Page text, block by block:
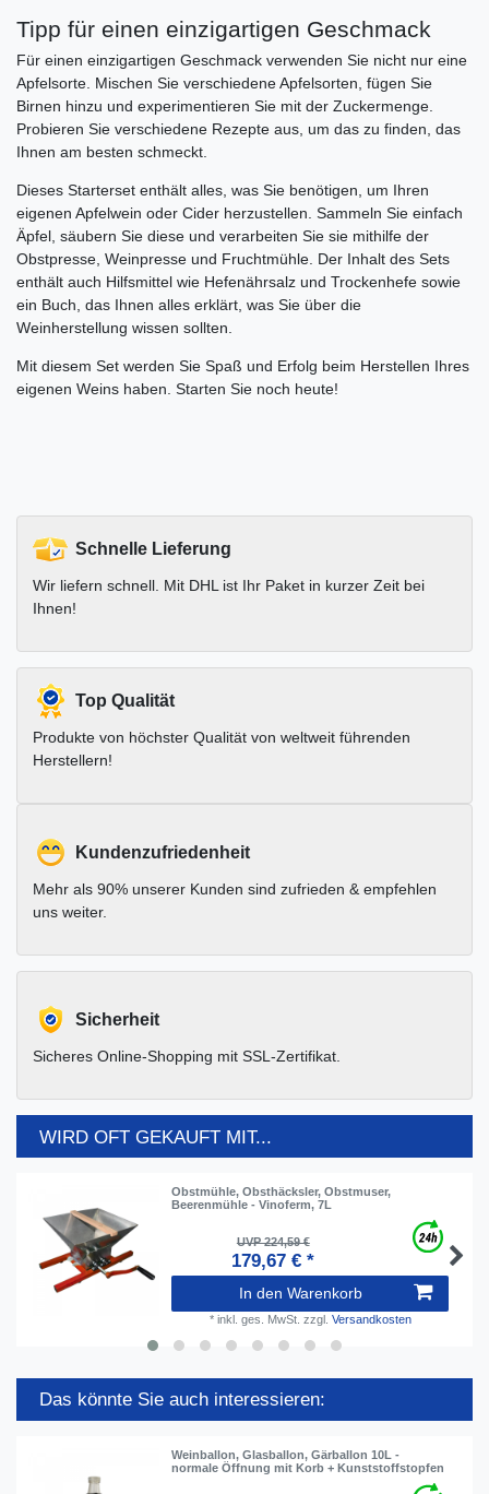
Tipp für einen einzigartigen Geschmack
Für einen einzigartigen Geschmack verwenden Sie nicht nur eine
Apfelsorte. Mischen Sie verschiedene Apfelsorten, fügen Sie
Birnen hinzu und experimentieren Sie mit der Zuckermenge.
Probieren Sie verschiedene Rezepte aus, um das zu finden, das
Ihnen am besten schmeckt.
Dieses Starterset enthält alles, was Sie benötigen, um Ihren
eigenen Apfelwein oder Cider herzustellen. Sammeln Sie einfach
Äpfel, säubern Sie diese und verarbeiten Sie sie mithilfe der
Obstpresse, Weinpresse und Fruchtmühle. Der Inhalt des Sets
enthält auch Hilfsmittel wie Hefenährsalz und Trockenhefe sowie
ein Buch, das Ihnen alles erklärt, was Sie über die
Weinherstellung wissen sollten.
Mit diesem Set werden Sie Spaß und Erfolg beim Herstellen Ihres
eigenen Weins haben. Starten Sie noch heute!
Schnelle Lieferung
Wir liefern schnell. Mit DHL ist Ihr Paket in kurzer Zeit bei
Ihnen!
Top Qualität
Produkte von höchster Qualität von weltweit führenden
Herstellern!
Kundenzufriedenheit
Mehr als 90% unserer Kunden sind zufrieden & empfehlen
uns weiter.
Sicherheit
Sicheres Online-Shopping mit SSL-Zertifikat.
WIRD OFT GEKAUFT MIT...
Obstmühle, Obsthäcksler, Obstmuser,
Beerenmühle - Vinoferm, 7L
UVP 224,59 €
179,67 € *
In den Warenkorb
* inkl. ges. MwSt. zzgl. Versandkosten
Das könnte Sie auch interessieren:
Weinballon, Glasballon, Gärballon 10L -
normale Öffnung mit Korb + Kunststoffstopfen